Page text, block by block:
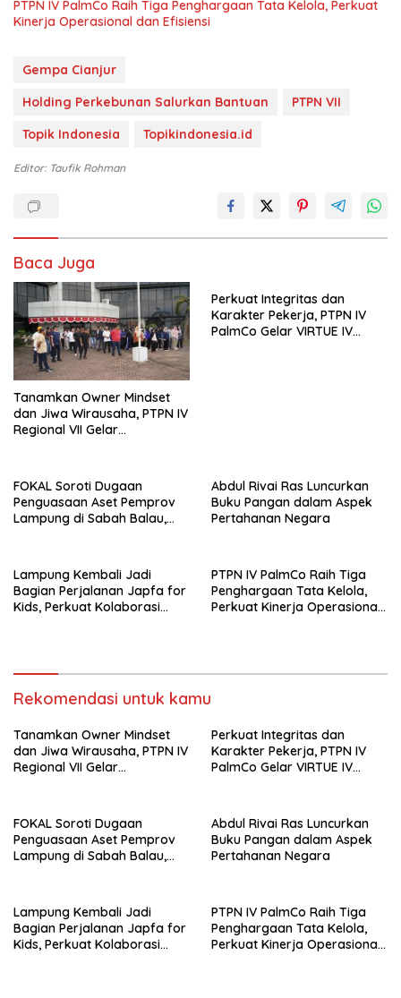
PTPN IV PalmCo Raih Tiga Penghargaan Tata Kelola, Perkuat
Kinerja Operasional dan Efisiensi
Gempa Cianjur
Holding Perkebunan Salurkan Bantuan
PTPN VII
Topik Indonesia
Topikindonesia.id
Editor: Taufik Rohman
Baca Juga
Tanamkan Owner Mindset
dan Jiwa Wirausaha, PTPN IV
Regional VII Gelar
Bersama untuk Akselerasi
Kinerja
Perkuat Integritas dan
Karakter Pekerja, PTPN IV
PalmCo Gelar VIRTUE IV
FOKAL Soroti Dugaan
Penguasaan Aset Pemprov
Lampung di Sabah Balau,
Abdul Rivai Ras Luncurkan
Buku Pangan dalam Aspek
Pertahanan Negara
Lampung Kembali Jadi
Bagian Perjalanan Japfa for
Kids, Perkuat Kolaborasi
PTPN IV PalmCo Raih Tiga
Penghargaan Tata Kelola,
Perkuat Kinerja Operasional
Rekomendasi untuk kamu
Tanamkan Owner Mindset
dan Jiwa Wirausaha, PTPN IV
Regional VII Gelar
Bersama untuk Akselerasi
Kinerja
Perkuat Integritas dan
Karakter Pekerja, PTPN IV
PalmCo Gelar VIRTUE IV
FOKAL Soroti Dugaan
Penguasaan Aset Pemprov
Lampung di Sabah Balau,
Abdul Rivai Ras Luncurkan
Buku Pangan dalam Aspek
Pertahanan Negara
Lampung Kembali Jadi
Bagian Perjalanan Japfa for
Kids, Perkuat Kolaborasi
PTPN IV PalmCo Raih Tiga
Penghargaan Tata Kelola,
Perkuat Kinerja Operasional